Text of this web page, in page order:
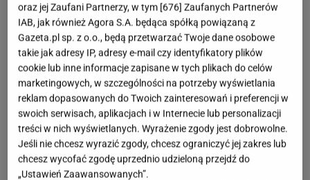
Produkcja chciała zaangażować do programu aktora
Pawła Wawrzeckiego , który zyskał ogromną
popularność dzięki roli w serialu "Złotopolscy".
Ostatecznie wycofano się z tego pomysłu i to
właśnie Strasburger objął to stanowisko.Przez lata
emisji "Familiady" wydarzyło się mnóstwo wpadek i
zabawnych sytuacji.Podczas finału w 2004 roku
jeden z uczestników przeszedł do historii programu,
ponieważ nie odpowiedział poprawnie na żadne
oraz jej Zaufani Partnerzy, w tym [676] Zaufanych Partnerów
IAB, jak również Agora S.A. będąca spółką powiązaną z
Gazeta.pl sp. z o.o., będą przetwarzać Twoje dane osobowe
takie jak adresy IP, adresy e-mail czy identyfikatory plików
cookie lub inne informacje zapisane w tych plikach do celów
marketingowych, w szczególności na potrzeby wyświetlania
reklam dopasowanych do Twoich zainteresowań i preferencji w
swoich serwisach, aplikacjach i w Internecie lub personalizacji
treści w nich wyświetlanych. Wyrażenie zgody jest dobrowolne.
Jeśli nie chcesz wyrazić zgody, chcesz ograniczyć jej zakres lub
chcesz wycofać zgodę uprzednio udzieloną przejdź do
„Ustawień Zaawansowanych”.